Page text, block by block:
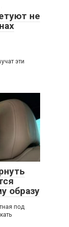
не
эти
образу
под